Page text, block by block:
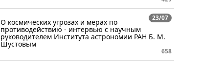
23/07
О космических угрозах и мерах по
противодействию - интервью с научным
руководителем Института астрономии РАН Б. М.
Шустовым
658